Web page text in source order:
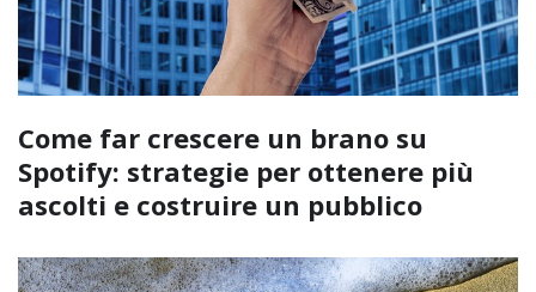
Come far crescere un brano su
Spotify: strategie per ottenere più
ascolti e costruire un pubblico